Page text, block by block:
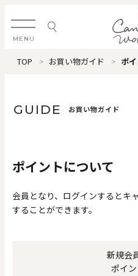
MENU
ログイン・新規会員登録
すべてのアイテム
カテゴリから探す
TOP お買い物ガイド ポ
GUIDE お買い物ガイド
ポイントについて
会員となり、ログインするとキ
することができます。
新規会
ポイ